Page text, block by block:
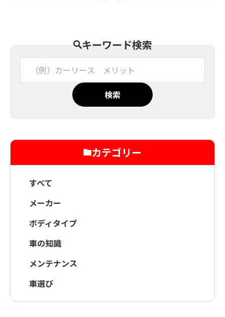
キーワード検索
検索
カテゴリー
すべて
メーカー
ボディタイプ
車の知識
メンテナンス
車選び